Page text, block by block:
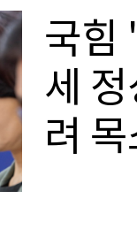
국힘
세
려